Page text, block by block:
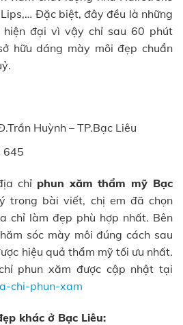
Đặc biệt, đây đều là những
hiện đại vì vậy chỉ sau 60 phút
hữu dáng mày môi đẹp chuẩn
Huỳnh – TP.Bạc Liêu
645
chỉ phun xăm thẩm mỹ Bạc
trong bài viết, chị em đã chọn
chỉ làm đẹp phù hợp nhất. Bên
sóc mày môi đúng cách sau
hiệu quả thẩm mỹ tối ưu nhất.
phun xăm được cập nhật tại
chi-phun-xam
khác ở Bạc Liêu: